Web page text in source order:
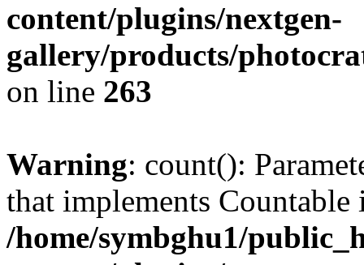
content/plugins/nextgen-
gallery/products/
on line 263
Warning: count():
that implements Countable
/home/symbghu1/